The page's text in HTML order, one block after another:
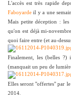
L'accès est très rapide
Faboyarde il y a une
Mais petite déception :
qu'on est déjà mi-
quoi faire entre (et au-
Finalement, les (belles
(manquait un peu de
Elles seront "offertes" par
2014.